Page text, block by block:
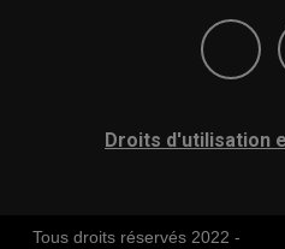
Droits d'utilisation
Tous droits réservés 2022 -